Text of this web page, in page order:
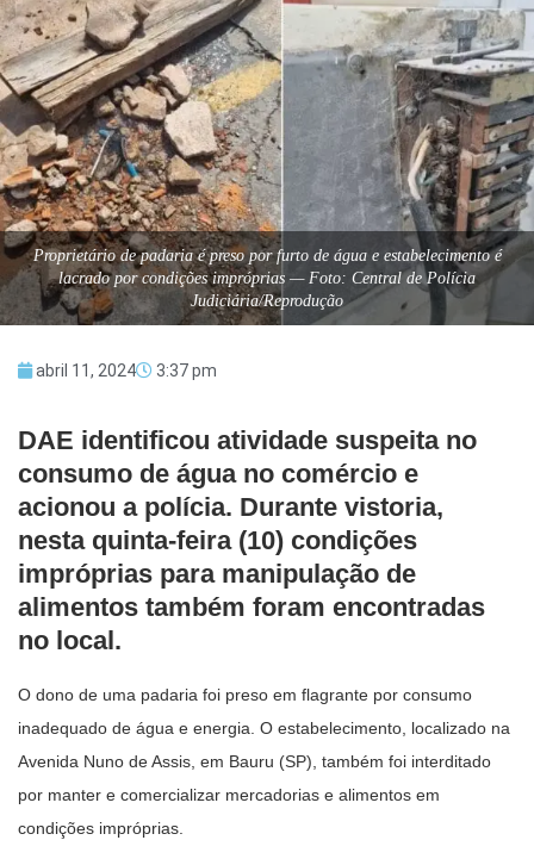
Proprietário de padaria é preso por furto de água e estabelecimento é
lacrado por condições impróprias — Foto: Central de Polícia
Judiciária/Reprodução
abril 11, 2024 3:37 pm
DAE identificou atividade suspeita no
consumo de água no comércio e
acionou a polícia. Durante vistoria,
nesta quinta-feira (10) condições
impróprias para manipulação de
alimentos também foram encontradas
no local.
O dono de uma padaria foi preso em flagrante por consumo
inadequado de água e energia. O estabelecimento, localizado na
Avenida Nuno de Assis, em Bauru (SP), também foi interditado
por manter e comercializar mercadorias e alimentos em
condições impróprias.